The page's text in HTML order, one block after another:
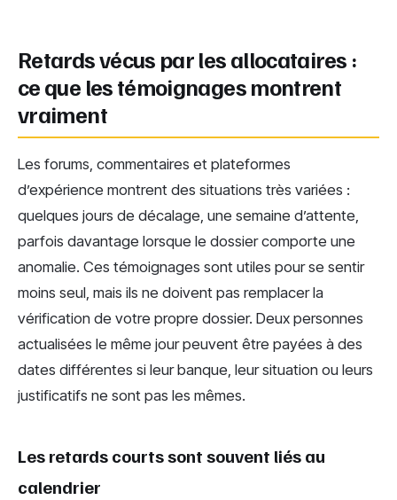
Retards vécus par les allocataires :
ce que les témoignages montrent
vraiment
Les forums, commentaires et plateformes
d’expérience montrent des situations très variées :
quelques jours de décalage, une semaine d’attente,
parfois davantage lorsque le dossier comporte une
anomalie. Ces témoignages sont utiles pour se sentir
moins seul, mais ils ne doivent pas remplacer la
vérification de votre propre dossier. Deux personnes
actualisées le même jour peuvent être payées à des
dates différentes si leur banque, leur situation ou leurs
justificatifs ne sont pas les mêmes.
Les retards courts sont souvent liés au
calendrier